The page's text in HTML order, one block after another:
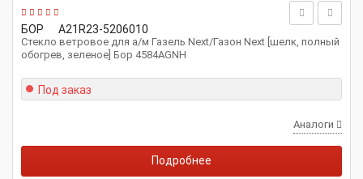
БОР A21R23-5206010
Стекло ветровое для а/м Газель Next/Газон Next [шелк, полный
обогрев, зеленое] Бор 4584AGNH
Под заказ
Аналоги
Подробнее